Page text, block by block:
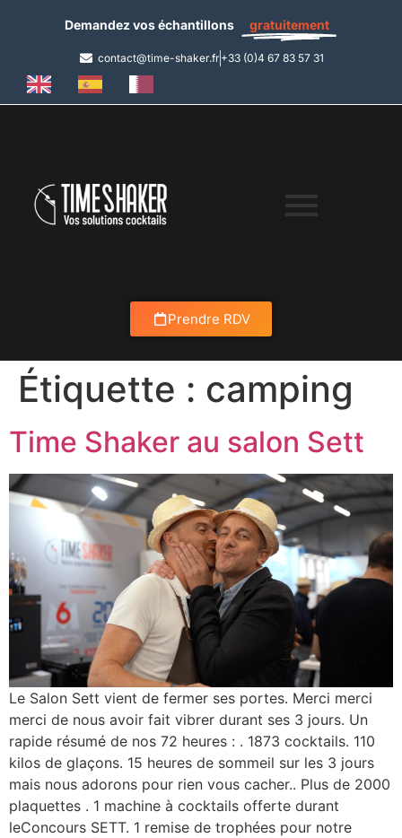
Demandez vos échantillons gratuitement
contact@time-shaker.fr+33 (0)4 67 83 57 31
Prendre RDV
Étiquette : camping
Time Shaker au salon Sett
Le Salon Sett vient de fermer ses portes. Merci merci
merci de nous avoir fait vibrer durant ses 3 jours. Un
rapide résumé de nos 72 heures : . 1873 cocktails. 110
kilos de glaçons. 15 heures de sommeil sur les 3 jours
mais nous adorons pour rien vous cacher.. Plus de 2000
plaquettes . 1 machine à cocktails offerte durant
leConcours SETT. 1 remise de trophées pour notre